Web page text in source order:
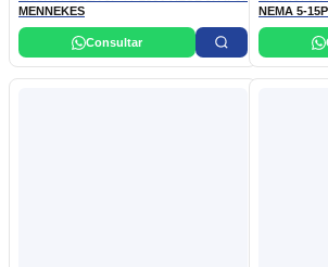
MENNEKES
Consultar
NEMA 5-